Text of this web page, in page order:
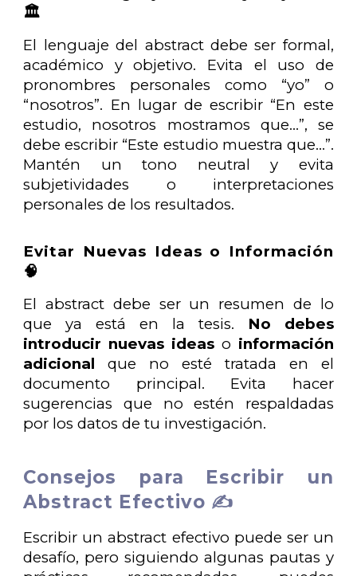
🏛️
El lenguaje del abstract debe ser formal,
académico y objetivo. Evita el uso de
pronombres personales como “yo” o
“nosotros”. En lugar de escribir “En este
estudio, nosotros mostramos que…”, se
debe escribir “Este estudio muestra que…”.
Mantén un tono neutral y evita
subjetividades o interpretaciones
personales de los resultados.
Evitar Nuevas Ideas o Información
🧠
El abstract debe ser un resumen de lo
que ya está en la tesis. No debes
introducir nuevas ideas o información
adicional que no esté tratada en el
documento principal. Evita hacer
sugerencias que no estén respaldadas
por los datos de tu investigación.
Consejos para Escribir un
Abstract Efectivo ✍️
Escribir un abstract efectivo puede ser un
desafío, pero siguiendo algunas pautas y